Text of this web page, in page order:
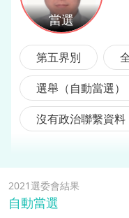
第五界別
選舉（自動當選）
沒有政治聯繫資料
2021選委會結果
自動當選